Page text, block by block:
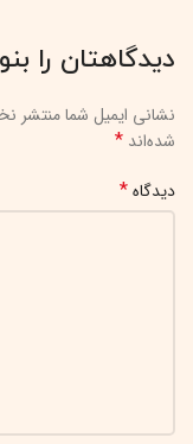
دیدگاهتان را
نشانی ایمیل شما منتشر
شده‌اند *
دیدگاه*